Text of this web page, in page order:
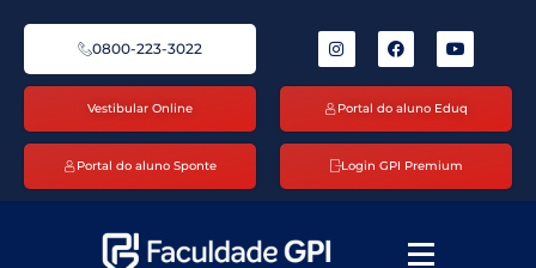
0800-223-3022
Vestibular Online Portal do aluno Eduq
Portal do aluno Sponte Login GPI Premium